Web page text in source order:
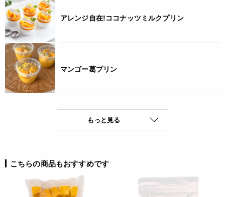
アレンジ自在!ココナッツミルクプリン
マンゴー葛プリン
もっと見る
こちらの商品もおすすめです